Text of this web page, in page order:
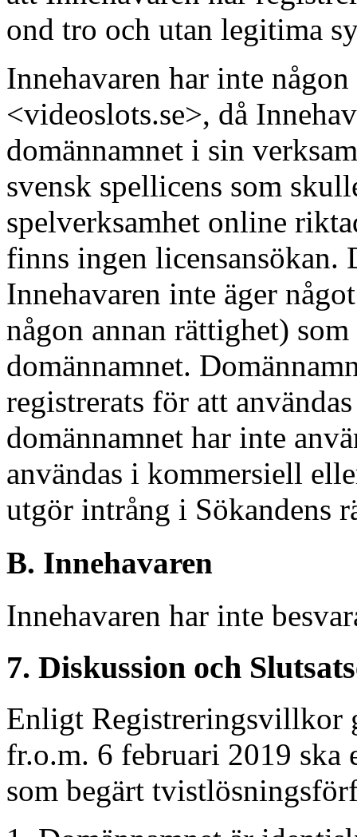
ond tro och utan legitima
Innehavaren har inte
<videoslots.se>, då
domännamnet i sin
svensk spellicens som
spelverksamhet online
finns ingen licensansökan.
Innehavaren inte äger
någon annan rättighet)
domännamnet.
registrerats för att
domännamnet har inte
användas i kommersiell
utgör intrång i Sökandens
B. Innehavaren
Innehavaren har inte
7. Diskussion och
Enligt Registreringsvillkor
fr.o.m. 6 februari 2019 ska
som begärt